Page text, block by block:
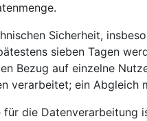
Sicherheit,
sieben Tagen
Bezug auf einzelne
verarbeitet; ein Abgleich
für die Datenverarbeitung